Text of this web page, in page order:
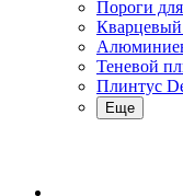
Пороги
Теневой
Плинтус
Еще